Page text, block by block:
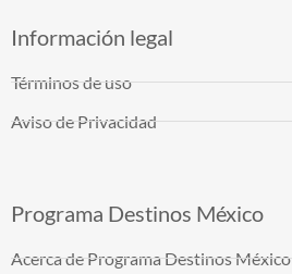
Información legal
Términos de uso
Aviso de Privacidad
Programa Destinos México
Acerca de Programa Destinos México